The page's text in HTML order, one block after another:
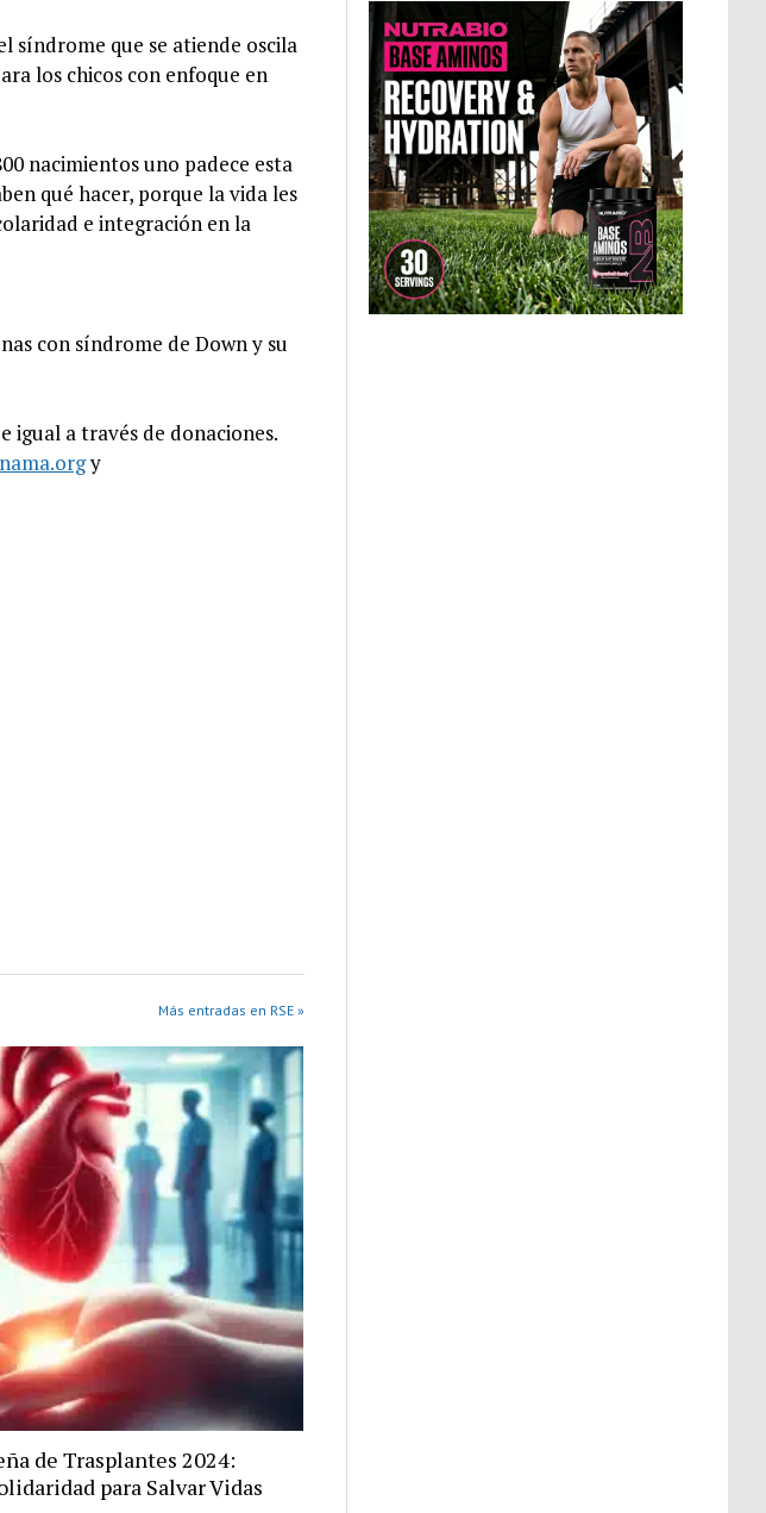
síndrome que se atiende oscila
los chicos con enfoque en
nacimientos uno padece esta
qué hacer, porque la vida les
e integración en la
con síndrome de Down y su
igual a través de donaciones.
y
Más entradas en RSE »
de Trasplantes 2024:
para Salvar Vidas